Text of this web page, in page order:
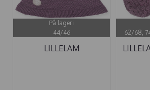
På lager i
44/46
LILLELAM
62/68,